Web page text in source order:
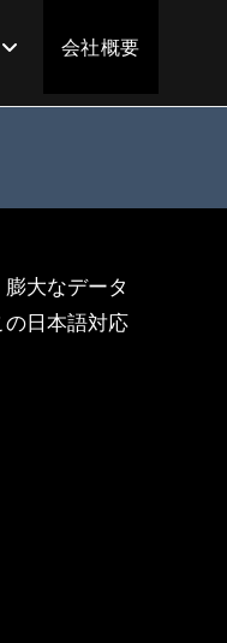
会社概要
大なデータ
日本語対応